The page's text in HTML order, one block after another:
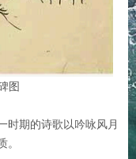
图
时期的诗歌以吟咏风月